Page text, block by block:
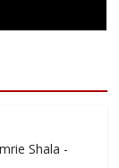
Shala -